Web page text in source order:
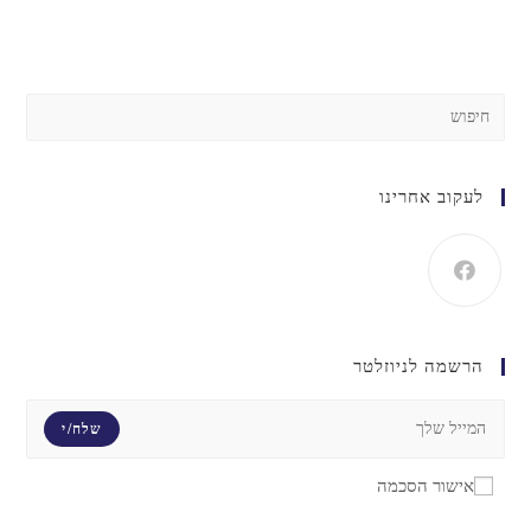
לעקוב אחרינו
הרשמה לניוזלטר
שלח/י
אישור הסכמה